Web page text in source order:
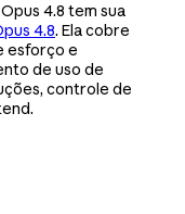
4.8 tem sua
4.8. Ela cobre
esforço e
de uso de
controle de